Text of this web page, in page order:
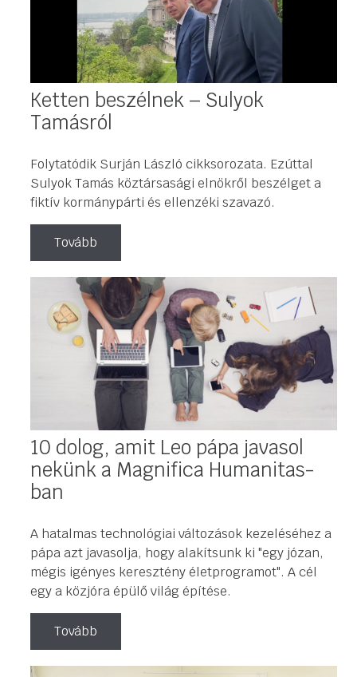
Ketten beszélnek – Sulyok
Tamásról
Folytatódik Surján László cikksorozata. Ezúttal
Sulyok Tamás köztársasági elnökről beszélget a
fiktív kormánypárti és ellenzéki szavazó.
Tovább
10 dolog, amit Leo pápa javasol
nekünk a Magnifica Humanitas-
ban
A hatalmas technológiai változások kezeléséhez a
pápa azt javasolja, hogy alakítsunk ki "egy józan,
mégis igényes keresztény életprogramot". A cél
egy a közjóra épülő világ építése.
Tovább